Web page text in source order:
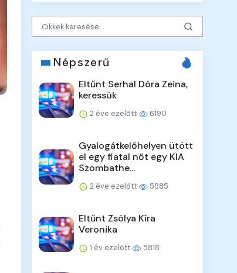
Népszerű
Eltűnt Serhal Dóra Zeina,
keressük
2 éve ezelőtt 6190
Gyalogátkelőhelyen ütött
el egy fiatal nőt egy KIA
Szombathe...
2 éve ezelőtt 5985
Eltűnt Zsólya Kíra
Veronika
1 év ezelőtt 5818